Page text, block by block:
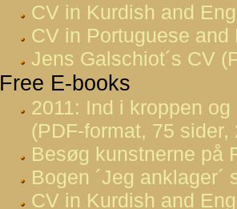
CV in Kurdish and
CV in Portuguese
Jens Galschiot´s CV
Free E-books
2011: Ind i kroppen
(PDF-format, 75 sider,
Besøg kunstnerne på
Bogen ´Jeg
CV in Kurdish and